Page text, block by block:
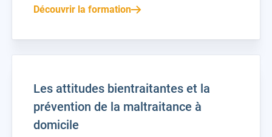
Découvrir la formation
Les attitudes bientraitantes et la
prévention de la maltraitance à
domicile